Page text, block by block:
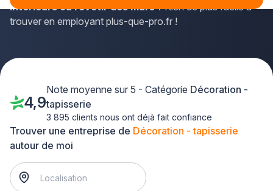
intérieurs ou revêtir des murs? Rien de plus facile à
trouver en employant plus-que-pro.fr !
Trouver une entreprise de Décoration - tapisserie
autour de moi
4,9
Note moyenne sur 5 - Catégorie Décoration -
tapisserie
3 895 clients nous ont déjà fait confiance